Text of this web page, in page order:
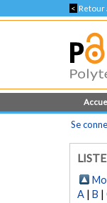
< Retour
Se
A | B |